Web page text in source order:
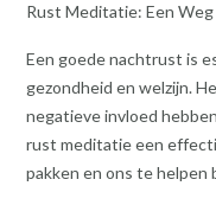
Rust Meditatie: Een
Een goede nachtrust is
gezondheid en welzijn.
negatieve invloed
rust meditatie een
pakken en ons te helpen